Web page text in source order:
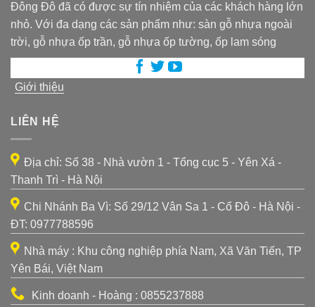
Đông Đô đã có được sự tín nhiệm của các khách hàng lớn
nhỏ. Với đa dạng các sản phẩm như: sàn gỗ nhựa ngoài
trời, gỗ nhựa ốp trần, gỗ nhựa ốp tường, ốp lam sóng
Giới thiệu
LIÊN HỆ
Địa chỉ: Số 38 - Nhà vườn 1 - Tổng cục 5 - Yên Xá -
Thanh Trì - Hà Nội
Chi Nhánh Ba Vì: Số 29/12 Vân Sa 1 - Cổ Đô - Hà Nội -
ĐT: 0977788596
Nhà máy : Khu công nghiệp phía Nam, Xã Văn Tiến, TP
Yên Bái, Việt Nam
Kinh doanh - Hoàng : 0855237888